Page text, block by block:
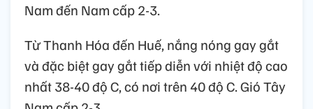
Nam đến Nam cấp 2-3.
Từ Thanh Hóa đến Huế, nắng nóng gay gắt
và đặc biệt gay gắt tiếp diễn với nhiệt độ cao
nhất 38-40 độ C, có nơi trên 40 độ C. Gió Tây